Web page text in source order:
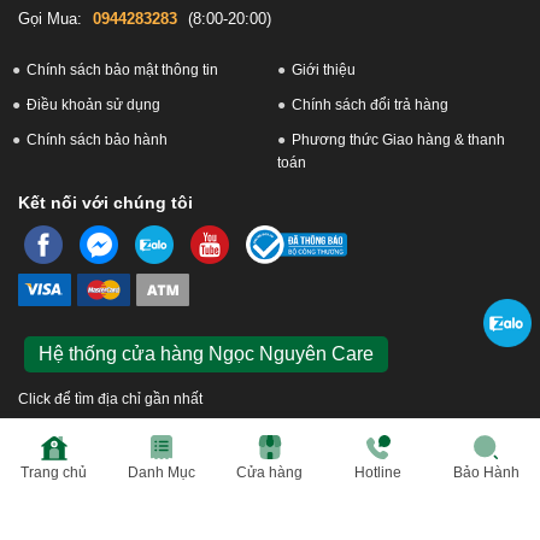
Gọi Mua:
0944283283 (8:00-20:00)
Chính sách bảo mật thông tin Giới thiệu
Điều khoản sử dụng Chính sách đổi trả hàng
Chính sách bảo hành
Phương thức Giao hàng & thanh
toán
Kết nối với chúng tôi
Hệ thống cửa hàng Ngọc Nguyên Care
Click để tìm địa chỉ gần nhất
© 2026 Ngọc Nguyễn Care. Công ty Cổ phần Bán lẻ Ngọc Nguyễn. GPKD số 0109576433 do
Sở KH và ĐT TP Hà Nội cấp ngày 31/03/2021. Địa chỉ: Số 6 Hồ Tùng Mậu, P. Mai Dịch, Q. Cầu
Trang chủ Danh Mục Cửa hàng Hotline Bảo Hành